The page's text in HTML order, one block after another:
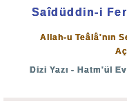
olsa yeri değil midir?
Binaenaleyh iman
Saîdüddin-i
Allah-u Teâlâ'nın
Dizi Yazı - Hatm'ül